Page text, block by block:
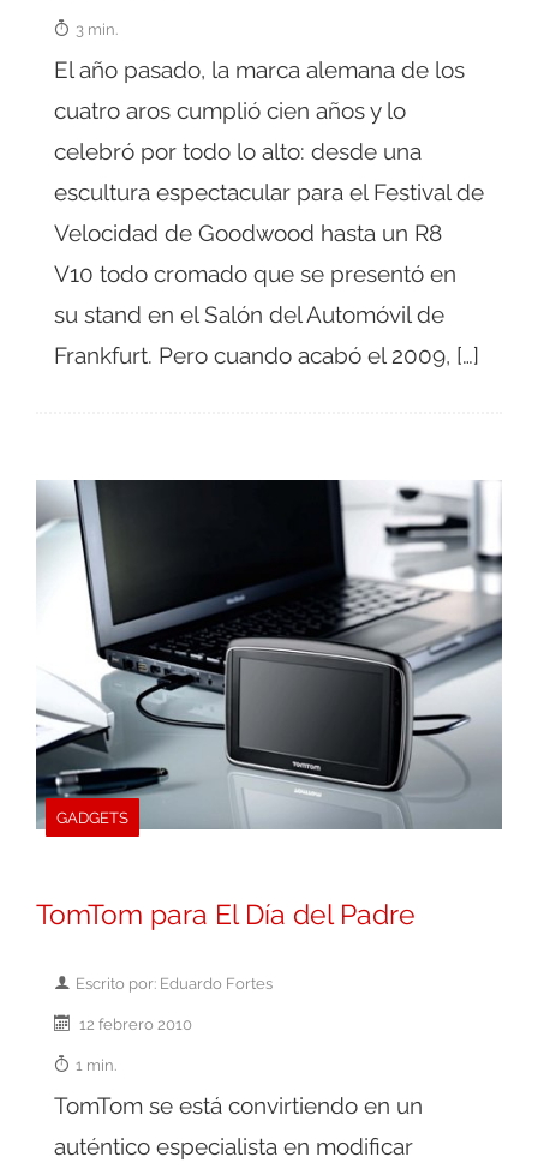
3 min.
El año pasado, la marca alemana de los
cuatro aros cumplió cien años y lo
celebró por todo lo alto: desde una
escultura espectacular para el Festival de
Velocidad de Goodwood hasta un R8
V10 todo cromado que se presentó en
su stand en el Salón del Automóvil de
Frankfurt. Pero cuando acabó el 2009, […]
GADGETS
TomTom para El Día del Padre
Escrito por: Eduardo Fortes
12 febrero 2010
1 min.
TomTom se está convirtiendo en un
auténtico especialista en modificar